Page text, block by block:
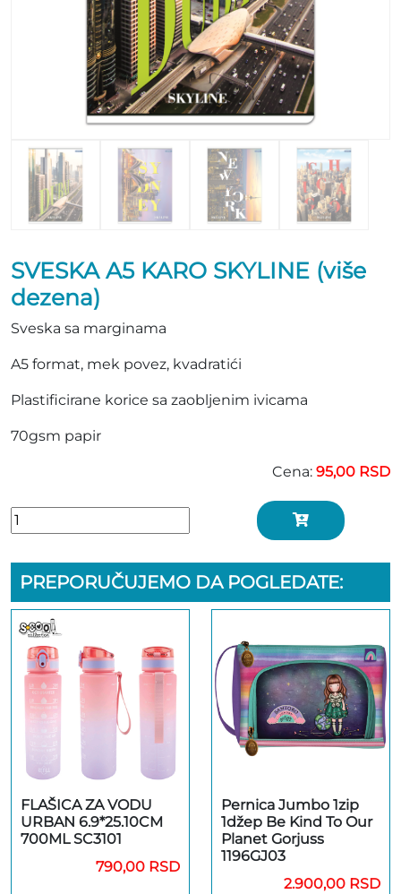
SVESKA A5 KARO SKYLINE (više
dezena)
Sveska sa marginama
A5 format, mek povez, kvadratići
Plastificirane korice sa zaobljenim ivicama
70gsm papir
Cena: 95,00 RSD
PREPORUČUJEMO DA POGLEDATE:
FLAŠICA ZA VODU
URBAN 6.9*25.10CM
700ML SC3101
790,00 RSD
Pernica Jumbo 1zip
1džep Be Kind To Our
Planet Gorjuss
1196GJ03
2.900,00 RSD